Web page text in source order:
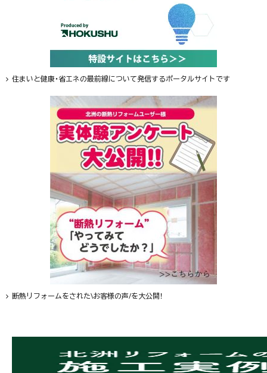
住まいと健康・省エネの最前線について発信するポータルサイトです
断熱リフォームをされた\お客様の声/を大公開！